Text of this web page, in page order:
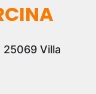
Villa